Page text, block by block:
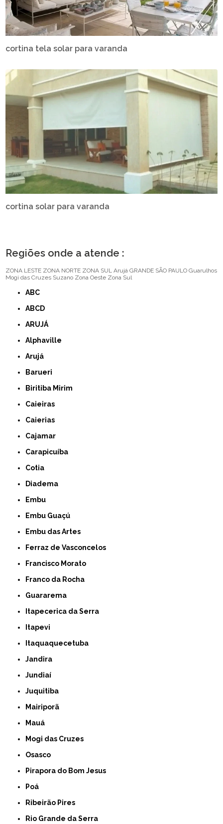
cortina tela solar para varanda
cortina solar para varanda
Regiões onde a atende :
ZONA LESTE ZONA NORTE ZONA SUL Arujá GRANDE SÃO PAULO Guarulhos
Mogi das Cruzes Suzano Zona Oeste Zona Sul
ABC
ABCD
ARUJÁ
Alphaville
Arujá
Barueri
Biritiba Mirim
Caieiras
Caierias
Cajamar
Carapicuíba
Cotia
Diadema
Embu
Embu Guaçú
Embu das Artes
Ferraz de Vasconcelos
Francisco Morato
Franco da Rocha
Guararema
Itapecerica da Serra
Itapevi
Itaquaquecetuba
Jandira
Jundiaí
Juquitiba
Mairiporã
Mauá
Mogi das Cruzes
Osasco
Pirapora do Bom Jesus
Poá
Ribeirão Pires
Rio Grande da Serra